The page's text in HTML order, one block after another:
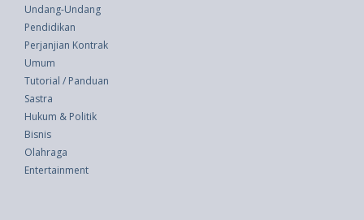
Undang-Undang
Pendidikan
Perjanjian Kontrak
Umum
Tutorial / Panduan
Sastra
Hukum & Politik
Bisnis
Olahraga
Entertainment